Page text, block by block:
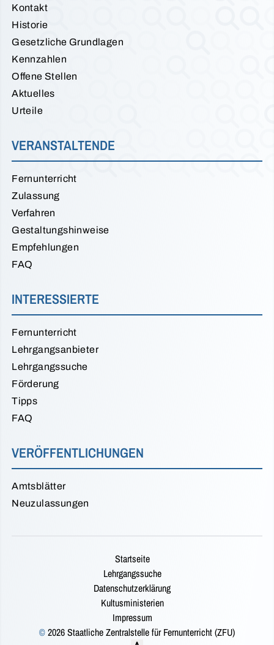
Kontakt
Historie
Gesetzliche Grundlagen
Kennzahlen
Offene Stellen
Aktuelles
Urteile
VERANSTALTENDE
Fernunterricht
Zulassung
Verfahren
Gestaltungshinweise
Empfehlungen
FAQ
INTERESSIERTE
Fernunterricht
Lehrgangsanbieter
Lehrgangssuche
Förderung
Tipps
FAQ
VERÖFFENTLICHUNGEN
Amtsblätter
Neuzulassungen
Startseite
Lehrgangssuche
Datenschutzerklärung
Kultusministerien
Impressum
©2026 Staatliche Zentralstelle für Fernunterricht (ZFU)